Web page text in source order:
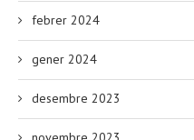
febrer 2024
gener 2024
desembre 2023